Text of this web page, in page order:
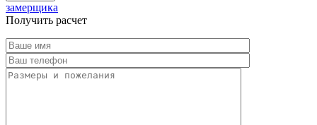
замерщика
Получить расчет